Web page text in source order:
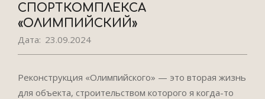
СПОРТКОМПЛЕКСА
«ОЛИМПИЙСКИЙ»
Дата: 23.09.2024
Реконструкция «Олимпийского» — это вторая жизнь
для объекта, строительством которого я когда-то